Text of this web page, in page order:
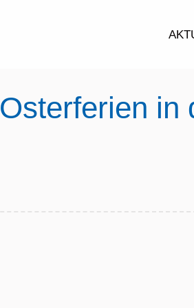
Osterferien in